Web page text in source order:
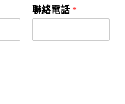
聯絡電話 *